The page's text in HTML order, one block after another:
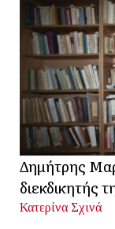
Δημήτρης
διεκδικητής
Κατερίνα Σχινά